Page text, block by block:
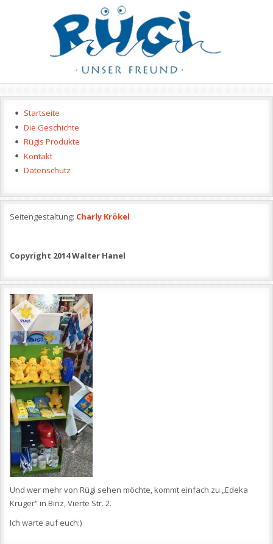
Startseite
Die Geschichte
Rügis Produkte
Kontakt
Datenschutz
Seitengestaltung: Charly Krökel
Copyright 2014 Walter Hanel
Und wer mehr von Rügi sehen möchte, kommt einfach zu „Edeka
Krüger“ in Binz, Vierte Str. 2.
Ich warte auf euch:)